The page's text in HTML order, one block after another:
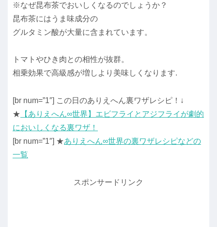
※なぜ昆布茶でおいしくなるのでしょうか？
昆布茶にはうま味成分の
グルタミン酸が大量に含まれています。
トマトやひき肉との相性が抜群。
相乗効果で高級感が増しより美味しくなります.
[br num=”1″] この日のありえへん裏ワザレシピ！↓
★ 【ありえへん∞世界】エビフライとアジフライが劇的
においしくなる裏ワザ！
[br num=”1″] ★ありえへん∞世界の裏ワザレシピなどの
一覧
スポンサードリンク